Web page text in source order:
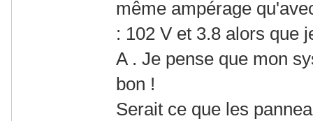
même ampérage
: 102 V et 3.8 alors que
A . Je pense que mon
bon !
Serait ce que les